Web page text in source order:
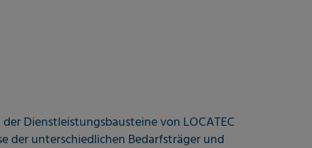
Dienstleistungsbausteine von LOCATEC
der unterschiedlichen Bedarfsträger und